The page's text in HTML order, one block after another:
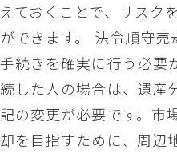
えておくことで、リスク
ができます。 法令順守
手続きを確実に行う必要
続した人の場合は、遺産
記の変更が必要です。市
却を目指すために、周辺